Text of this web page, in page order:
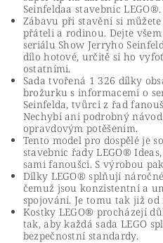
Seinfeldaa stavebnic LEGO®.
Zábavu při stavění si
přáteli a rodinou. Dejte
seriálu Show Jerryho
dílo hotové, určitě si ho
ostatními.
Sada tvořená 1 326 dílky
brožurku s informacemi o
Seinfelda, tvůrci z řad
Nechybí ani podrobný
opravdovým potěšením.
Tento model pro dospělé je
stavebnic řady LEGO®
sami fanoušci. S výrobou
Dílky LEGO® splňují
čemuž jsou konzistentní a
spojování. Je tomu tak již od
Kostky LEGO® procházejí
tak, aby každá sada LEGO
bezpečnostní standardy.